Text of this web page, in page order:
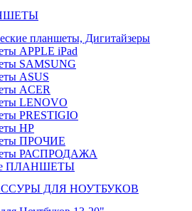
планшеты, Дигитайзеры
APPLE iPad
SAMSUNG
ASUS
ACER
LENOVO
PRESTIGIO
HP
ПРОЧИЕ
РАСПРОДАЖА
ПЛАНШЕТЫ
ДЛЯ НОУТБУКОВ